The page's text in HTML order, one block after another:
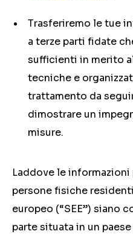
Trasferiremo le tue
a terze parti fidate
sufficienti in merito
tecniche e
trattamento da
dimostrare un
misure.
Laddove le
persone fisiche
europeo (“SEE”) siano
parte situata in un paese